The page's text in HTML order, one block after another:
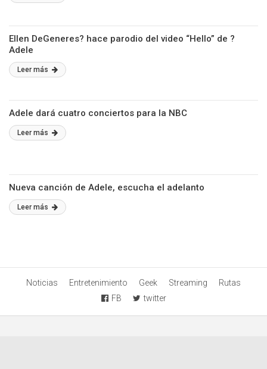
Ellen DeGeneres? hace parodio del video “Hello” de ?
Adele
Leer más
Adele dará cuatro conciertos para la NBC
Leer más
Nueva canción de Adele, escucha el adelanto
Leer más
Noticias Entretenimiento Geek Streaming
Rutas
FB
twitter